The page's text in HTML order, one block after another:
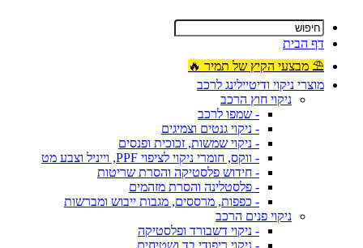
דף הבית
⛱ מבצעי הקיץ של תמיר 🔥
מוצרי ניקוי ודיטיילינג לרכב
ניקוי חוץ הרכב
- שמפו לרכב
- ניקוי גנטים וצמיגים
- ניקוי שמשות, זכוכית ופנסים
- ווקס, חומרי ניקוי לציפוי PPF, וייניל וצבע מט
- חידוש פלסטיקה והסרת שריטות
- פלסטלינה והסרת מזהמים
- כפפות, מרססים, מגבות ייבוש ומברשות
ניקוי פנים הרכב
- ניקוי דשבורד ופלסטיקה
- ניקוי ריפודי בד ושטיחים